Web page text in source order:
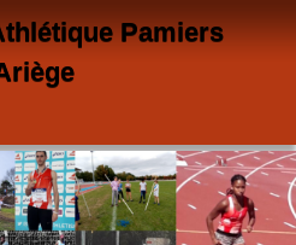
Pamiers